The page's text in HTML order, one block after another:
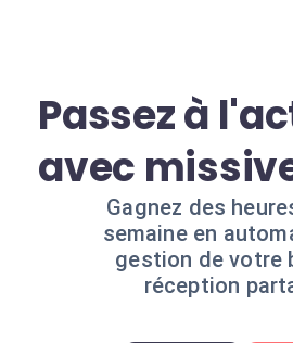
Passez à
avec
Gagnez des
semaine en
gestion de votre
réception